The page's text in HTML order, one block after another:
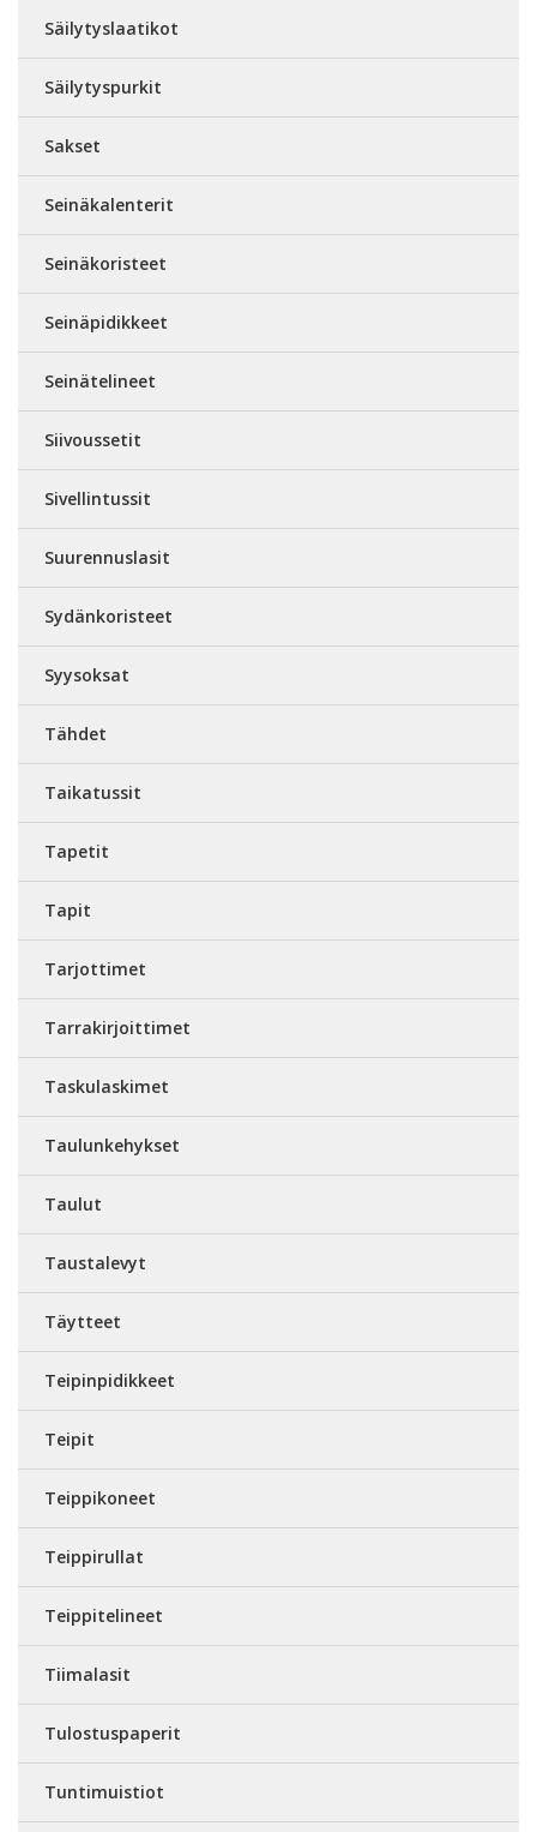
Säilytyslaatikot
Säilytyspurkit
Sakset
Seinäkalenterit
Seinäkoristeet
Seinäpidikkeet
Seinätelineet
Siivoussetit
Sivellintussit
Suurennuslasit
Sydänkoristeet
Syysoksat
Tähdet
Taikatussit
Tapetit
Tapit
Tarjottimet
Tarrakirjoittimet
Taskulaskimet
Taulunkehykset
Taulut
Taustalevyt
Täytteet
Teipinpidikkeet
Teipit
Teippikoneet
Teippirullat
Teippitelineet
Tiimalasit
Tulostuspaperit
Tuntimuistiot